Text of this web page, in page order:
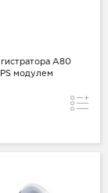
A80
модулем